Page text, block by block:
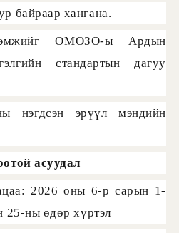
байраар хангана.
ӨМӨЗО-ы Ардын
стандартын дагуу
нэгдсэн эрүүл мэндийн
асуудал
2026 оны 6-р сарын 1-
25-ны өдөр хүртэл